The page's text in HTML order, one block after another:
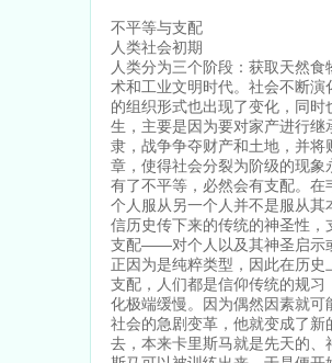
不平等与支配
人类社会初期
人类分为三个阶段：获取天然
术和工业文明时代。社会不断
的组织形式也出现了变化，同
生，主要是因为要对家产进行
隶，战争争夺财产和土地，并
章，使得社会分裂为阶级的现
有了不平等，必然会有支配。
个人服从另一个人并不是服从
信历史传下来的传统的神圣性
支配——对个人以及其神圣启示
正因为是纯粹类型，因此在历
支配，人们都是信仰传统的规
化极端缓慢。因为偶然因素就
社会的急剧变革，他就变成了
去，本来卡里斯马就是先天的